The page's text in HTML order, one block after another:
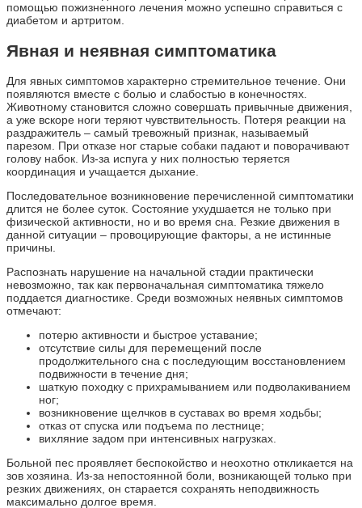
помощью пожизненного лечения можно успешно справиться с
диабетом и артритом.
Явная и неявная симптоматика
Для явных симптомов характерно стремительное течение. Они
появляются вместе с болью и слабостью в конечностях.
Животному становится сложно совершать привычные движения,
а уже вскоре ноги теряют чувствительность. Потеря реакции на
раздражитель – самый тревожный признак, называемый
парезом. При отказе ног старые собаки падают и поворачивают
голову набок. Из-за испуга у них полностью теряется
координация и учащается дыхание.
Последовательное возникновение перечисленной симптоматики
длится не более суток. Состояние ухудшается не только при
физической активности, но и во время сна. Резкие движения в
данной ситуации – провоцирующие факторы, а не истинные
причины.
Распознать нарушение на начальной стадии практически
невозможно, так как первоначальная симптоматика тяжело
поддается диагностике. Среди возможных неявных симптомов
отмечают:
потерю активности и быстрое уставание;
отсутствие силы для перемещений после
продолжительного сна с последующим восстановлением
подвижности в течение дня;
шаткую походку с прихрамыванием или подволакиванием
ног;
возникновение щелчков в суставах во время ходьбы;
отказ от спуска или подъема по лестнице;
вихляние задом при интенсивных нагрузках.
Больной пес проявляет беспокойство и неохотно откликается на
зов хозяина. Из-за непостоянной боли, возникающей только при
резких движениях, он старается сохранять неподвижность
максимально долгое время.